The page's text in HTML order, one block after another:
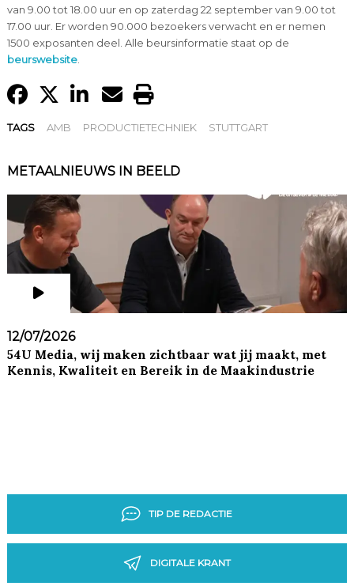
van 9.00 tot 18.00 uur en op zaterdag 22 september van 9.00 tot
17.00 uur. Er worden 90.000 bezoekers verwacht en er nemen
1500 exposanten deel. Alle beursinformatie staat op de
beurswebsite.
TAGS AMB PRODUCTIETECHNIEK STUTTGART
METAALNIEUWS IN BEELD
12/07/2026
54U Media, wij maken zichtbaar wat jij maakt, met
Kennis, Kwaliteit en Bereik in de Maakindustrie
TIP DE REDACTIE
DIGITALE KRANT